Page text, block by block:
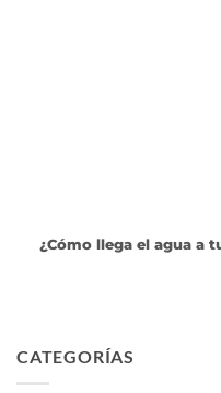
¿Cómo llega el agua a
CATEGORÍAS